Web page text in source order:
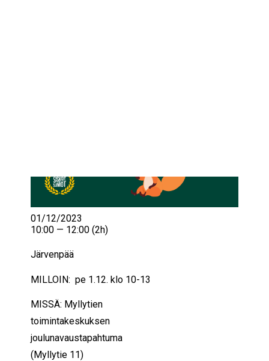
MILLOIN: pe 1.12. klo 10-13
MISSÄ: Myllytien
toimintakeskuksen
joulunavaustapahtuma
(Myllytie 11)
01/12/2023
10:00 — 12:00 (2h)
Järvenpää